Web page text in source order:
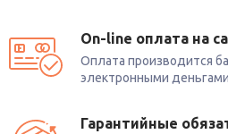
On-line оплата на
Оплата производится
электронными деньгами
Гарантийные